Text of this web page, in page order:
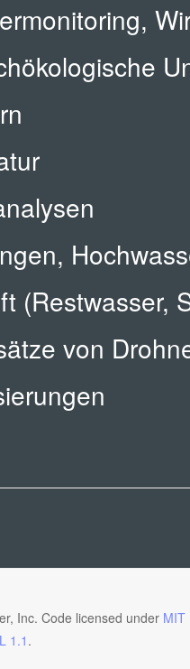
(Restwasser,
von
Inc. Code licensed under MIT
1.1 .